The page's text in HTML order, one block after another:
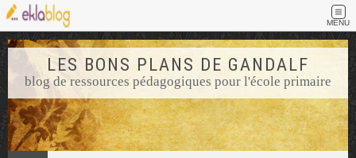
MENU
LES BONS PLANS DE GANDALF
blog de ressources pédagogiques pour l'école primaire